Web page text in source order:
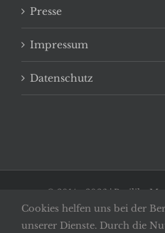
Presse
Impressum
Datenschutz
© 2014 - 2026 | Basilika
Cookies helfen uns bei der
unserer Dienste. Durch die